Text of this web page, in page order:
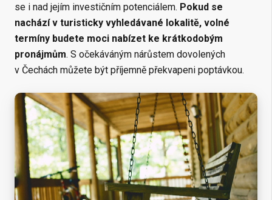
se i nad jejím investičním potenciálem. Pokud se
nachází v turisticky vyhledávané lokalitě, volné
termíny budete moci nabízet ke krátkodobým
pronájmům. S očekáváným nárůstem dovolených
v Čechách můžete být příjemně překvapeni poptávkou.